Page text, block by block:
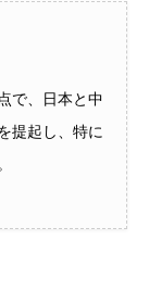
で、日本と中
提起し、特に